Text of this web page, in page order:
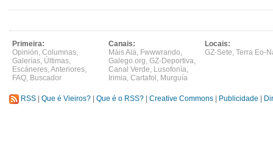
Primeira:
Opinión, Columnas,
Galerías, Últimas,
Escáneres,Anteriores,
FAQ, Buscador
Canais:
Máis Alá, Fwwwrando,
Galego.org, GZ-Deportiva,
Canal Verde, Lusofonía,
Irimia, Cartafol , Murguía
Locais:
GZ-Sete, Terra Eo-
RSS Que é Vieiros? Que é o RSS? Creative Commons Publicidade